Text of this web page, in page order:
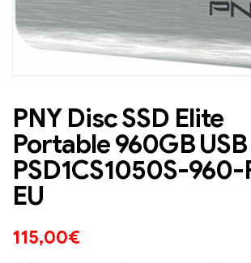
PNY Disc SSD Elite
Portable 960GB
PSD1CS1050S-960-
EU
115,00€